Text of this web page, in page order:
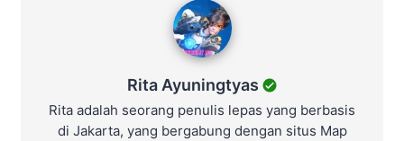
Rita Ayuningtyas
Rita adalah seorang penulis lepas yang berbasis
di Jakarta, yang bergabung dengan situs Map